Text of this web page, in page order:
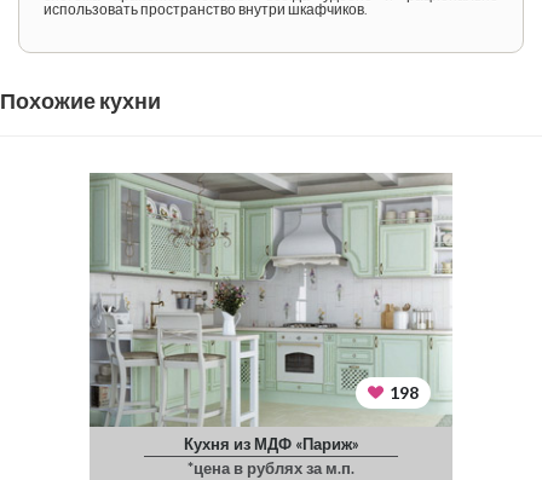
использовать пространство внутри шкафчиков.
Похожие кухни
198
Кухня из МДФ «Париж»
*цена в рублях за м.п.